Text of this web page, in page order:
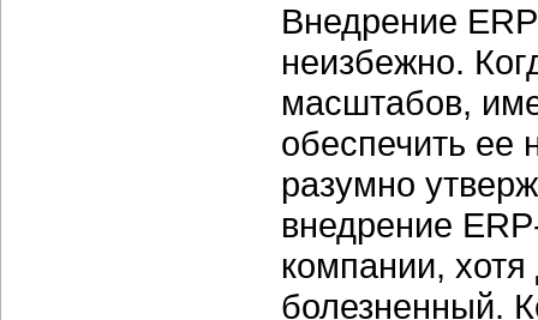
Внедрение
неизбежно.
масштабов,
обеспечить ее
разумно
внедрение
компании,
болезненный.